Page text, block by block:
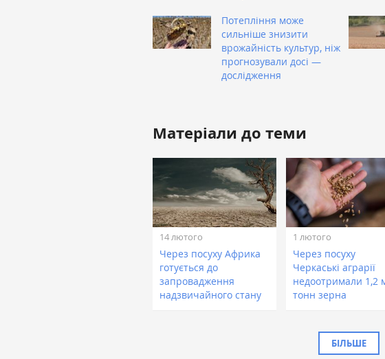
Потепління може
сильніше знизити
врожайність культур, ніж
прогнозували досі —
дослідження
Матеріали до теми
14 лютого
Через посуху Африка
готується до
запровадження
надзвичайного стану
1 лютого
Через посуху
Черкаські аграрії
недоотримали 1,2
тонн зерна
БІЛЬШЕ